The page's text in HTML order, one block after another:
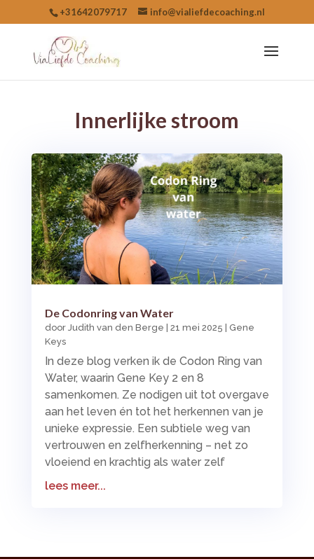
+31642079717 info@vialiefdecoaching.nl
Innerlijke stroom
De Codonring van Water
door Judith van den Berge | 21 mei 2025 | Gene
Keys
In deze blog verken ik de Codon Ring van
Water, waarin Gene Key 2 en 8
samenkomen. Ze nodigen uit tot overgave
aan het leven én tot het herkennen van je
unieke expressie. Een subtiele weg van
vertrouwen en zelfherkenning – net zo
vloeiend en krachtig als water zelf
lees meer...